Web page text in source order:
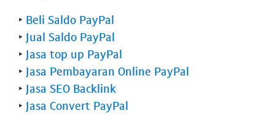
‣ Beli Saldo PayPal
‣ Jual Saldo PayPal
‣ Jasa top up PayPal
‣ Jasa Pembayaran Online PayPal
‣ Jasa SEO Backlink
‣ Jasa Convert PayPal